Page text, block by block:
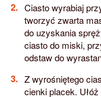
Ciasto wyrabiaj
tworzyć zwarta
do uzyskania
ciasto do miski,
odstaw do
Z wyrośniętego
cienki placek.